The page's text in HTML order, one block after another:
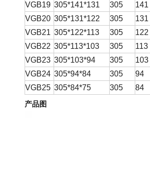
VGB19 305*141*131 305 141
VGB20 305*131*122 305 131
VGB21 305*122*113 305 122
VGB22 305*113*103 305 113
VGB23 305*103*94 305 103
VGB24 305*94*84 305 94
VGB25 305*84*75 305 84
产品图